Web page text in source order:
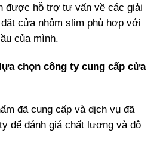
được hỗ trợ tư vấn về các giải
cửa nhôm slim phù hợp với
của mình.
chọn công ty cung cấp cửa
đã cung cấp và dịch vụ đã
để đánh giá chất lượng và độ